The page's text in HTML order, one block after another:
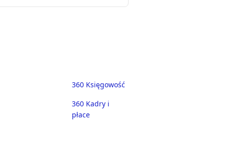
360 Księgowość
360 Kadry i
płace